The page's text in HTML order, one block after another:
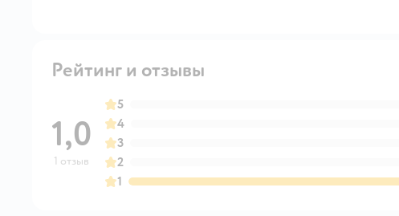
Рейтинг и отзывы
1,0
1 отзыв
5
4
3
2
1